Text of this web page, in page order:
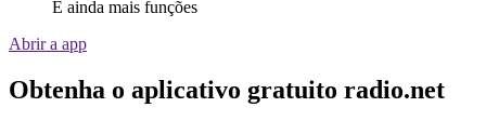
E ainda mais funções
Abrir a app
Obtenha o aplicativo gratuito radio.net